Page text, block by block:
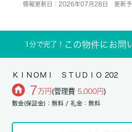
情報更新日：2026年07月28日 更新
1分で完了！ この物件にお問
ＫＩＮＯＭＩ ＳＴＵＤＩＯ 202
7 万円 (管理費 5,000円)
敷金(保証金)：無料 / 礼金：無料